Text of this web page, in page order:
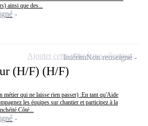
ainsi que des...
(H/F) (H/F)
métier qui ne laisse rien passer) :En tant qu'Aide
les équipes sur chantier et participez à la
IntérimNon renseigné
Ajouter cette offre à ma sélection